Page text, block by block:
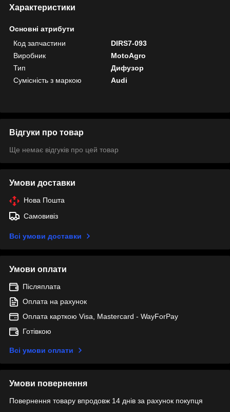
Характеристики
Основні атрибути
Код запчастини
DIRS7-093
Виробник
MotoAgro
Тип
Дифузор
Сумісність з маркою
Audi
Відгуки про товар
Ще немає відгуків про цей товар
Умови доставки
Нова Пошта
Самовивіз
Всі умови доставки
Умови оплати
Післяплата
Оплата на рахунок
Оплата карткою Visa, Mastercard - WayForPay
Готівкою
Всі умови оплати
Умови повернення
Повернення товару впродовж 14 днів за рахунок покупця